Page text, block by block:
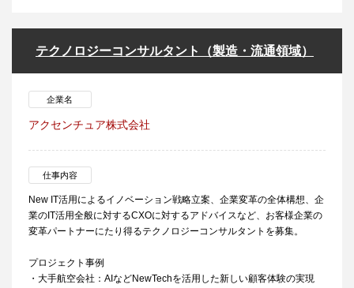
テクノロジーコンサルタント（製造・流通領域）
企業名
アクセンチュア株式会社
仕事内容
New IT活用によるイノベーション戦略立案、企業変革の全体構想、企
業のIT活用全般に対するCXOに対するアドバイスなど、お客様企業の
変革パートナーにたり得るテクノロジーコンサルタントを募集。
プロジェクト事例
・大手航空会社：AIなどNewTechを活用した新しい顧客体験の実現